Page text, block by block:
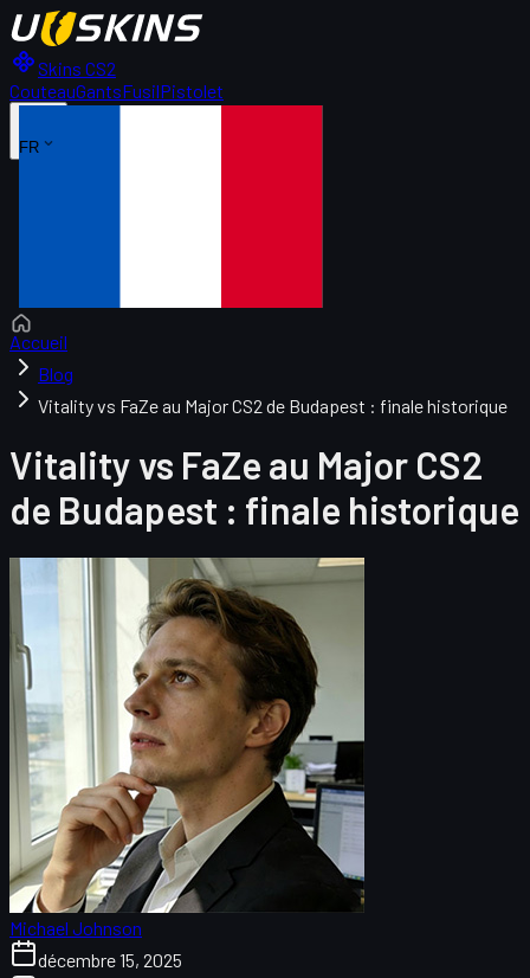
Skins CS2
CouteauGantsFusilPistolet
FR
Accueil
Blog
Vitality vs FaZe au Major CS2 de Budapest : finale historique
Vitality vs FaZe au Major CS2
de Budapest : finale historique
Michael Johnson
décembre 15, 2025